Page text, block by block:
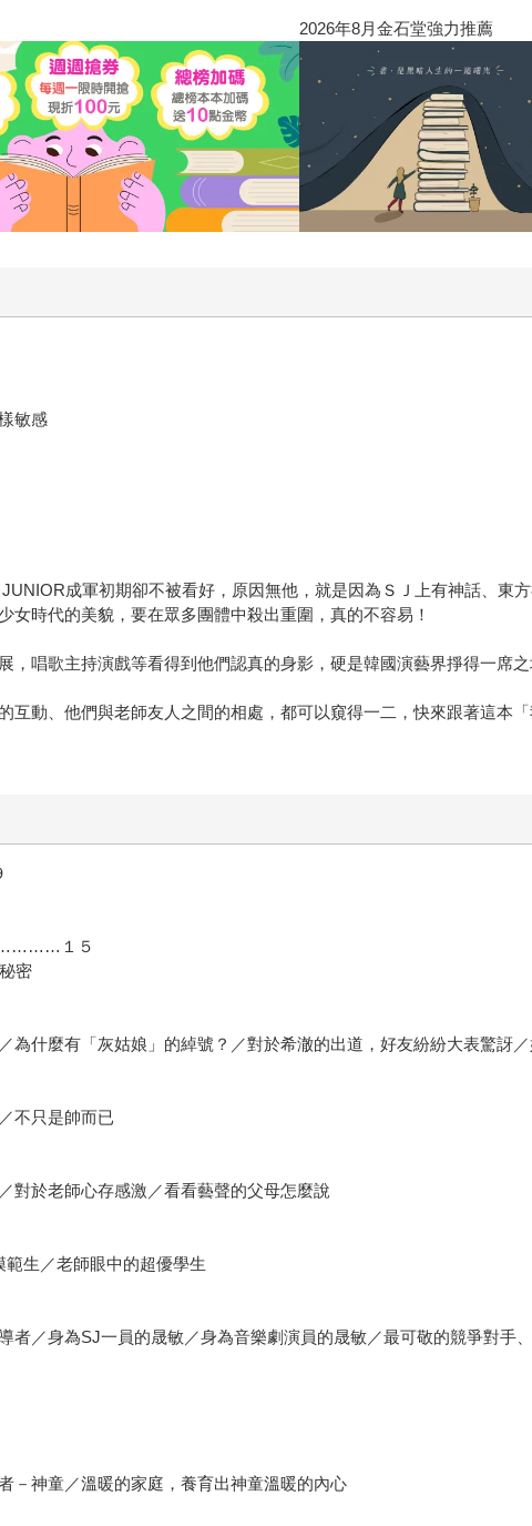
2026年8月金石堂強力推薦
敏感
成軍初期卻不被看好，原因無他，就是因為ＳＪ上有神話、東
女時代的美貌，要在眾多團體中殺出重圍，真的不容易！
，唱歌主持演戲等看得到他們認真的身影，硬是韓國演藝界掙得一席
互動、他們與老師友人之間的相處，都可以窺得一二，快來跟著這本
…………１５
密
為什麼有「灰姑娘」的綽號？／對於希澈的出道，好友紛紛大表驚訝
不只是帥而已
對於老師心存感激／看看藝聲的父母怎麼說
生／老師眼中的超優學生
者／身為SJ一員的晟敏／身為音樂劇演員的晟敏／最可敬的競爭對手
－神童／溫暖的家庭，養育出神童溫暖的內心